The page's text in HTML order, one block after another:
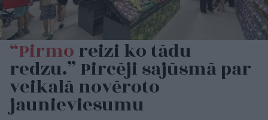
“Pirmoreizi ko tādu
redzu.” Pircēji sajūsmā par
veikalā novēroto
jaunieviesumu